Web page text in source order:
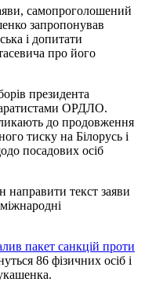
самопроголошений
запропонував
і допитати
про його
президента
ОРДЛО.
до продовження
тиску на Білорусь і
посадових осіб
направити текст заяви
пакет санкцій проти
86 фізичних осіб і